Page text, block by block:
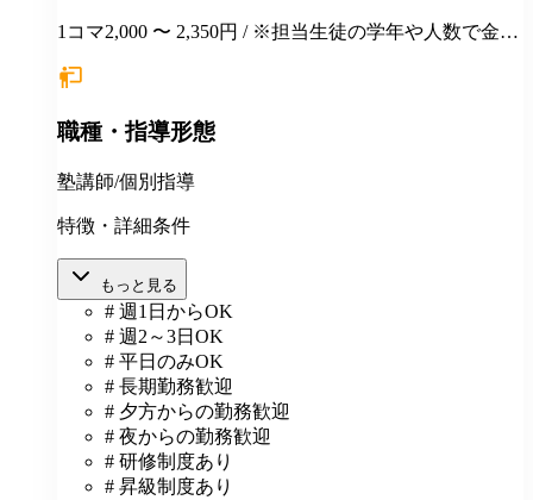
1コマ2,000 〜 2,350円 / ※担当生徒の学年や人数で金額
職種・指導形態
塾講師/個別指導
特徴・詳細条件
もっと見る
# 週1日からOK
# 週2～3日OK
# 平日のみOK
# 長期勤務歓迎
# 夕方からの勤務歓迎
# 夜からの勤務歓迎
# 研修制度あり
# 昇級制度あり